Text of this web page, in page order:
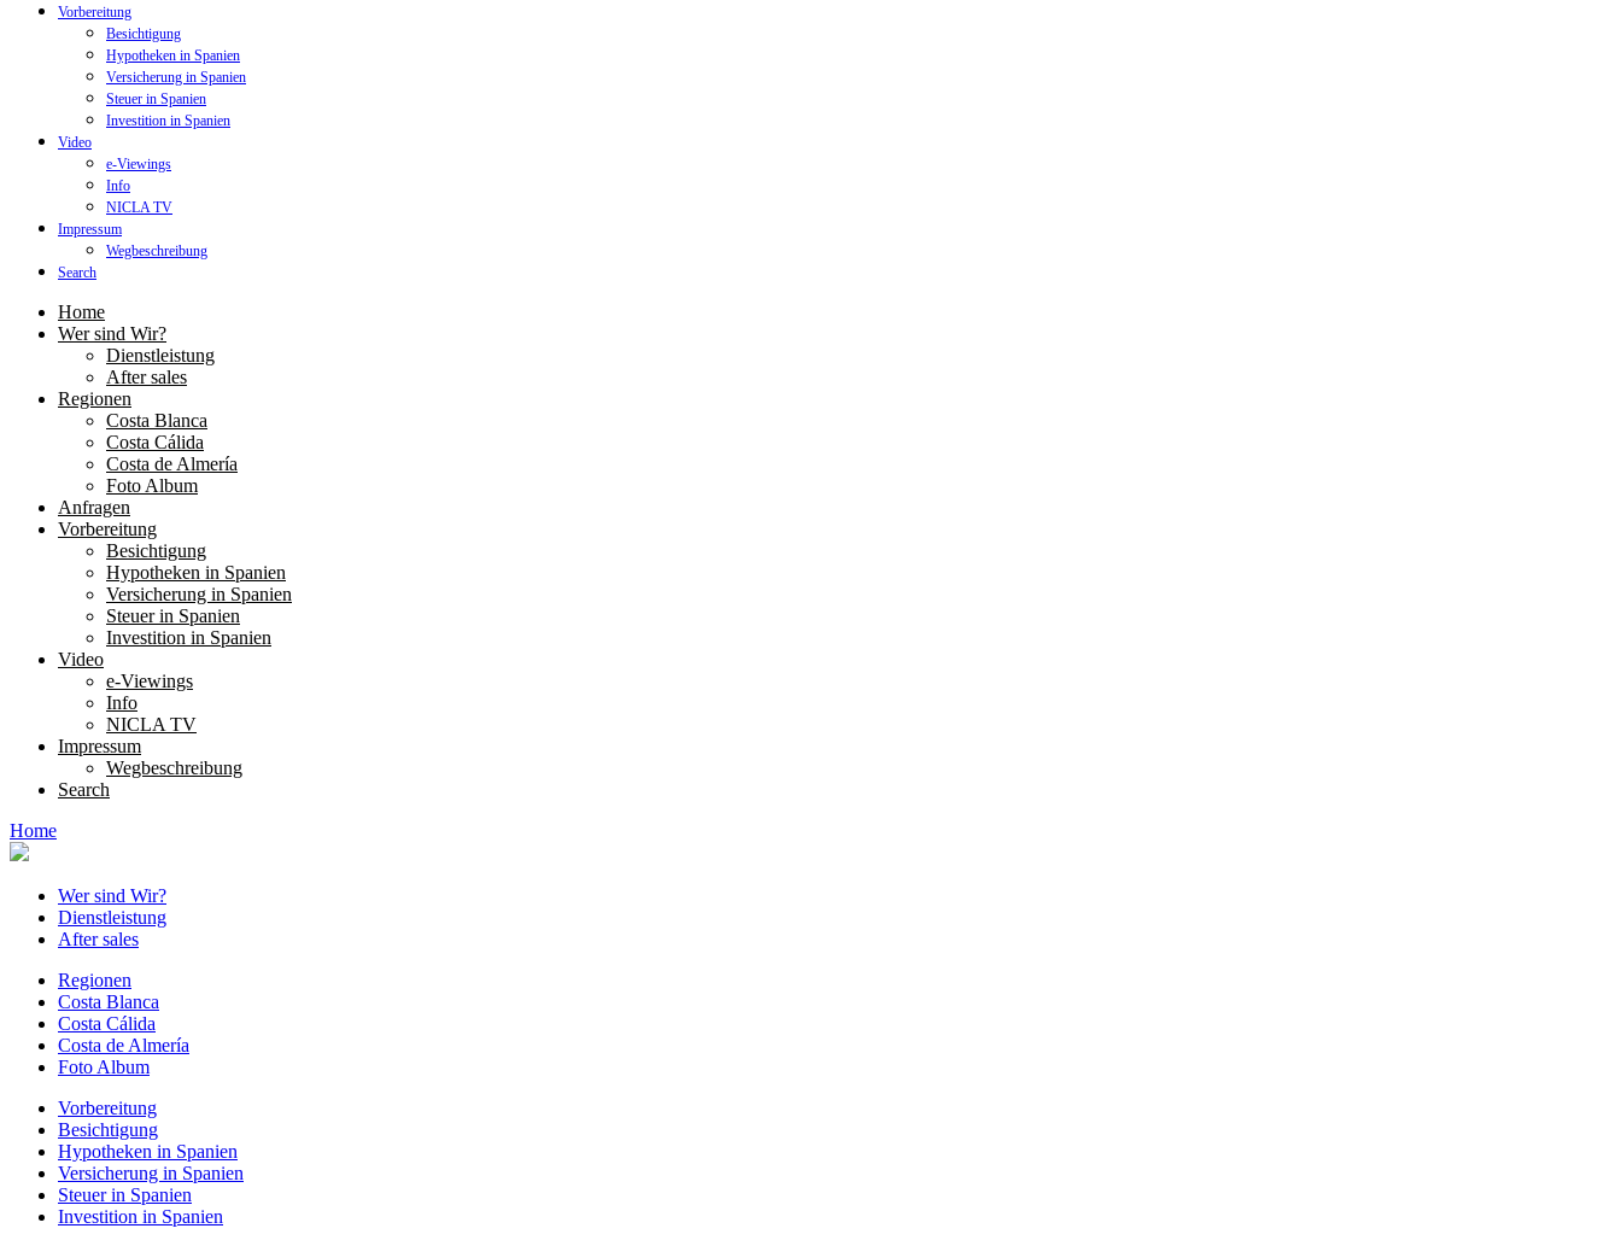
Vorbereitung
Besichtigung
Hypotheken in Spanien
Versicherung in Spanien
Steuer in Spanien
Investition in Spanien
Video
e-Viewings
Info
NICLA TV
Impressum
Wegbeschreibung
Search
Home
Wer sind Wir?
Dienstleistung
After sales
Regionen
Costa Blanca
Costa Cálida
Costa de Almería
Foto Album
Anfragen
Vorbereitung
Besichtigung
Hypotheken in Spanien
Versicherung in Spanien
Steuer in Spanien
Investition in Spanien
Video
e-Viewings
Info
NICLA TV
Impressum
Wegbeschreibung
Search
Home
Wer sind Wir?
Dienstleistung
After sales
Regionen
Costa Blanca
Costa Cálida
Costa de Almería
Foto Album
Vorbereitung
Besichtigung
Hypotheken in Spanien
Versicherung in Spanien
Steuer in Spanien
Investition in Spanien